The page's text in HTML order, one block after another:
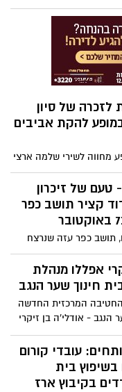
שנייה בשבילי" - מירה
שער הנגב נרצחה
והצוות בבית
של משרד החינוך
פנימייתי ועליית
האהובה שאיבדו
לזכרה של סיון
להקת אביבים
מחווה לשירי שלמה ארצי
הרקדניות
לזכרה של סיון
אשדוד שנרצחה בביתה
לסיון אלקבץ,
אביבים בעבר.
טעם של זיכרון
קציר תושב כפר
תושב כפר עזה שנרצח
פוסט מרגש לכבוד אביו
שלא יחגוג את יום הולדתו ה-73. ועל הגלידה
אפללו מנהלת
חינוך שער הנגב
המרכזית החדשה
הנגב - אודלי'ה בן זיקרי
קיבוץ כפר עזה.
עובדי קורום
בשיפוץ בית
בקיבוץ ארז